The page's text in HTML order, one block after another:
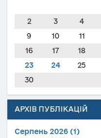
2
3 4
9
10 11
16
17 18
23
24 25
30
АРХІВ ПУБЛІКАЦІЙ
Серпень 2026 (1)